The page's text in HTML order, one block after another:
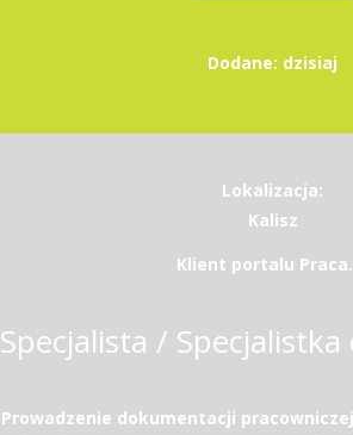
Dodane: dzisiaj
Lokalizacja:
Kalisz
Klient portalu
Specjalista / Specjalistka
Prowadzenie dokumentacji